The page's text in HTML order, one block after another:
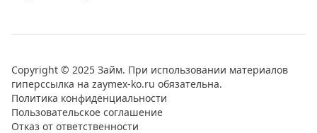
Copyright © 2025 Займ. При использовании материалов
гиперссылка на zaymex-ko.ru обязательна.
Политика конфиденциальности
Пользовательское соглашение
Отказ от ответственности